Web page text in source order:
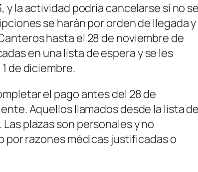
y la actividad podría cancelarse si no se
se harán por orden de llegada y
hasta el 28 de noviembre de
en una lista de espera y se les
de diciembre.
el pago antes del 28 de
Aquellos llamados desde la lista de
plazas son personales y no
por razones médicas justificadas o